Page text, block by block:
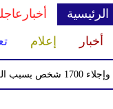
الرئيسية
أخبار
إعلام